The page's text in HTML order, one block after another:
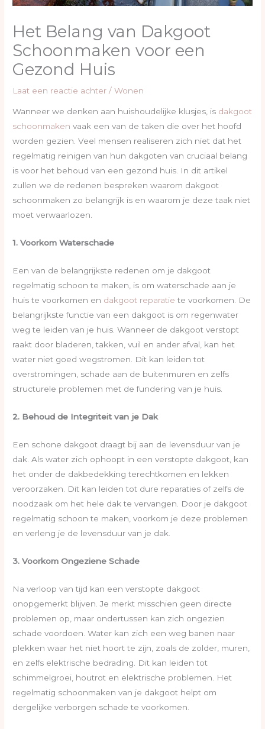
Het Belang van Dakgoot
Schoonmaken voor een
Gezond Huis
Laat een reactie achter /Wonen
Wanneer we denken aan huishoudelijke klusjes, is dakgoot
schoonmaken vaak een van de taken die over het hoofd
worden gezien. Veel mensen realiseren zich niet dat het
regelmatig reinigen van hun dakgoten van cruciaal belang
is voor het behoud van een gezond huis. In dit artikel
zullen we de redenen bespreken waarom dakgoot
schoonmaken zo belangrijk is en waarom je deze taak niet
moet verwaarlozen.
1. Voorkom Waterschade
Een van de belangrijkste redenen om je dakgoot
regelmatig schoon te maken, is om waterschade aan je
huis te voorkomen en dakgoot reparatie te voorkomen. De
belangrijkste functie van een dakgoot is om regenwater
weg te leiden van je huis. Wanneer de dakgoot verstopt
raakt door bladeren, takken, vuil en ander afval, kan het
water niet goed wegstromen. Dit kan leiden tot
overstromingen, schade aan de buitenmuren en zelfs
structurele problemen met de fundering van je huis.
2. Behoud de Integriteit van je Dak
Een schone dakgoot draagt bij aan de levensduur van je
dak. Als water zich ophoopt in een verstopte dakgoot, kan
het onder de dakbedekking terechtkomen en lekken
veroorzaken. Dit kan leiden tot dure reparaties of zelfs de
noodzaak om het hele dak te vervangen. Door je dakgoot
regelmatig schoon te maken, voorkom je deze problemen
en verleng je de levensduur van je dak.
3. Voorkom Ongeziene Schade
Na verloop van tijd kan een verstopte dakgoot
onopgemerkt blijven. Je merkt misschien geen directe
problemen op, maar ondertussen kan zich ongezien
schade voordoen. Water kan zich een weg banen naar
plekken waar het niet hoort te zijn, zoals de zolder, muren,
en zelfs elektrische bedrading. Dit kan leiden tot
schimmelgroei, houtrot en elektrische problemen. Het
regelmatig schoonmaken van je dakgoot helpt om
dergelijke verborgen schade te voorkomen.